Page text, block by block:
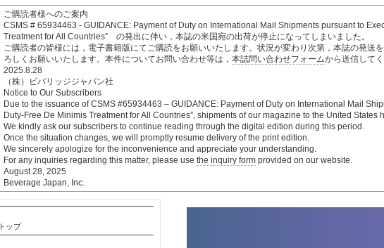
ご購読者様へのご案内
CSMS # 65934463 - GUIDANCE: Payment of Duty on International Mail Shipments pursuant to
Treatment for All Countries” の発出に伴い，本誌の米国宛の出荷が停止になってしまいました。
ご購読者の皆様には，電子書籍版にてご購読をお願いいたします。状況が変わり次第，本誌の発送
ろしくお願いいたします。本件についてお問い合わせ等は， 本誌問い合わせフォームから送信してく
2025.8.28
（株）ビバリッジジャパン社
Notice to Our Subscribers
Due to the issuance of CSMS #65934463 – GUIDANCE: Payment of Duty on International Mail
Duty-Free De Minimis Treatment for All Countries”, shipments of our magazine to the United States
We kindly ask our subscribers to continue reading through the digital edition during this period.
Once the situation changes, we will promptly resume delivery of the print edition.
We sincerely apologize for the inconvenience and appreciate your understanding.
For any inquiries regarding this matter, please use the inquiry form provided on our website.
August 28, 2025
Beverage Japan, Inc.
トップ